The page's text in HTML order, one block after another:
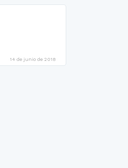
14 de junio de 2018